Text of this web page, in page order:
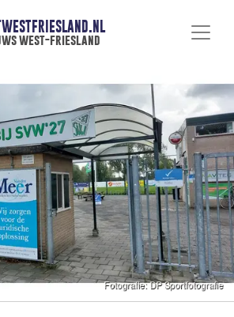
west-friesland